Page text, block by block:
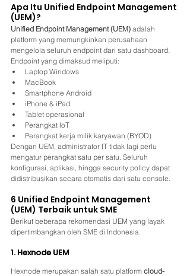
Apa Itu Unified Endpoint Management
(UEM)?
Unified Endpoint Management (UEM) adalah
platform yang memungkinkan perusahaan
mengelola seluruh endpoint dari satu dashboard.
Endpoint yang dimaksud meliputi:
Laptop Windows
MacBook
Smartphone Android
iPhone & iPad
Tablet operasional
Perangkat IoT
Perangkat kerja milik karyawan (BYOD)
Dengan UEM, administrator IT tidak lagi perlu
mengatur perangkat satu per satu. Seluruh
konfigurasi, aplikasi, hingga security policy dapat
didistribusikan secara otomatis dari satu console.
6 Unified Endpoint Management
(UEM) Terbaik untuk SME
Berikut beberapa rekomendasi UEM yang layak
dipertimbangkan oleh SME di Indonesia.
1. Hexnode UEM
Hexnode merupakan salah satu platform cloud-